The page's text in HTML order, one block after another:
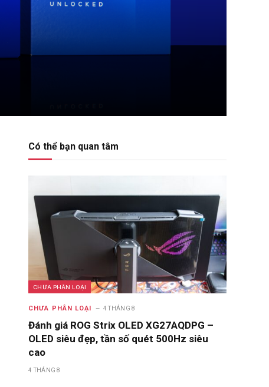
Có thể bạn quan tâm
CHƯA PHÂN LOẠI
CHƯA PHÂN LOẠI 4 THÁNG 8
Đánh giá ROG Strix OLED XG27AQDPG –
OLED siêu đẹp, tần số quét 500Hz siêu
cao
4 THÁNG 8